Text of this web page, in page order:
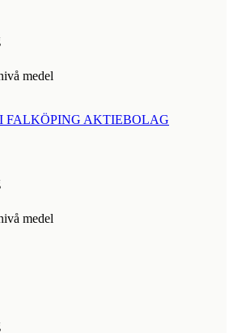
medel
FALKÖPING AKTIEBOLAG
medel